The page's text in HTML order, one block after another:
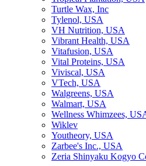
Turtle Wax, Inc
Tylenol, USA
VH Nutrition, USA
Vibrant Health, USA
Vitafusion, USA
Vital Proteins, USA
Viviscal, USA
VTech, USA
Walgreens, USA
Walmart, USA
Wellness Whimzees,
Wiklev
Youtheory, USA
Zarbee's Inc., USA
Zeria Shinyaku Kogyo